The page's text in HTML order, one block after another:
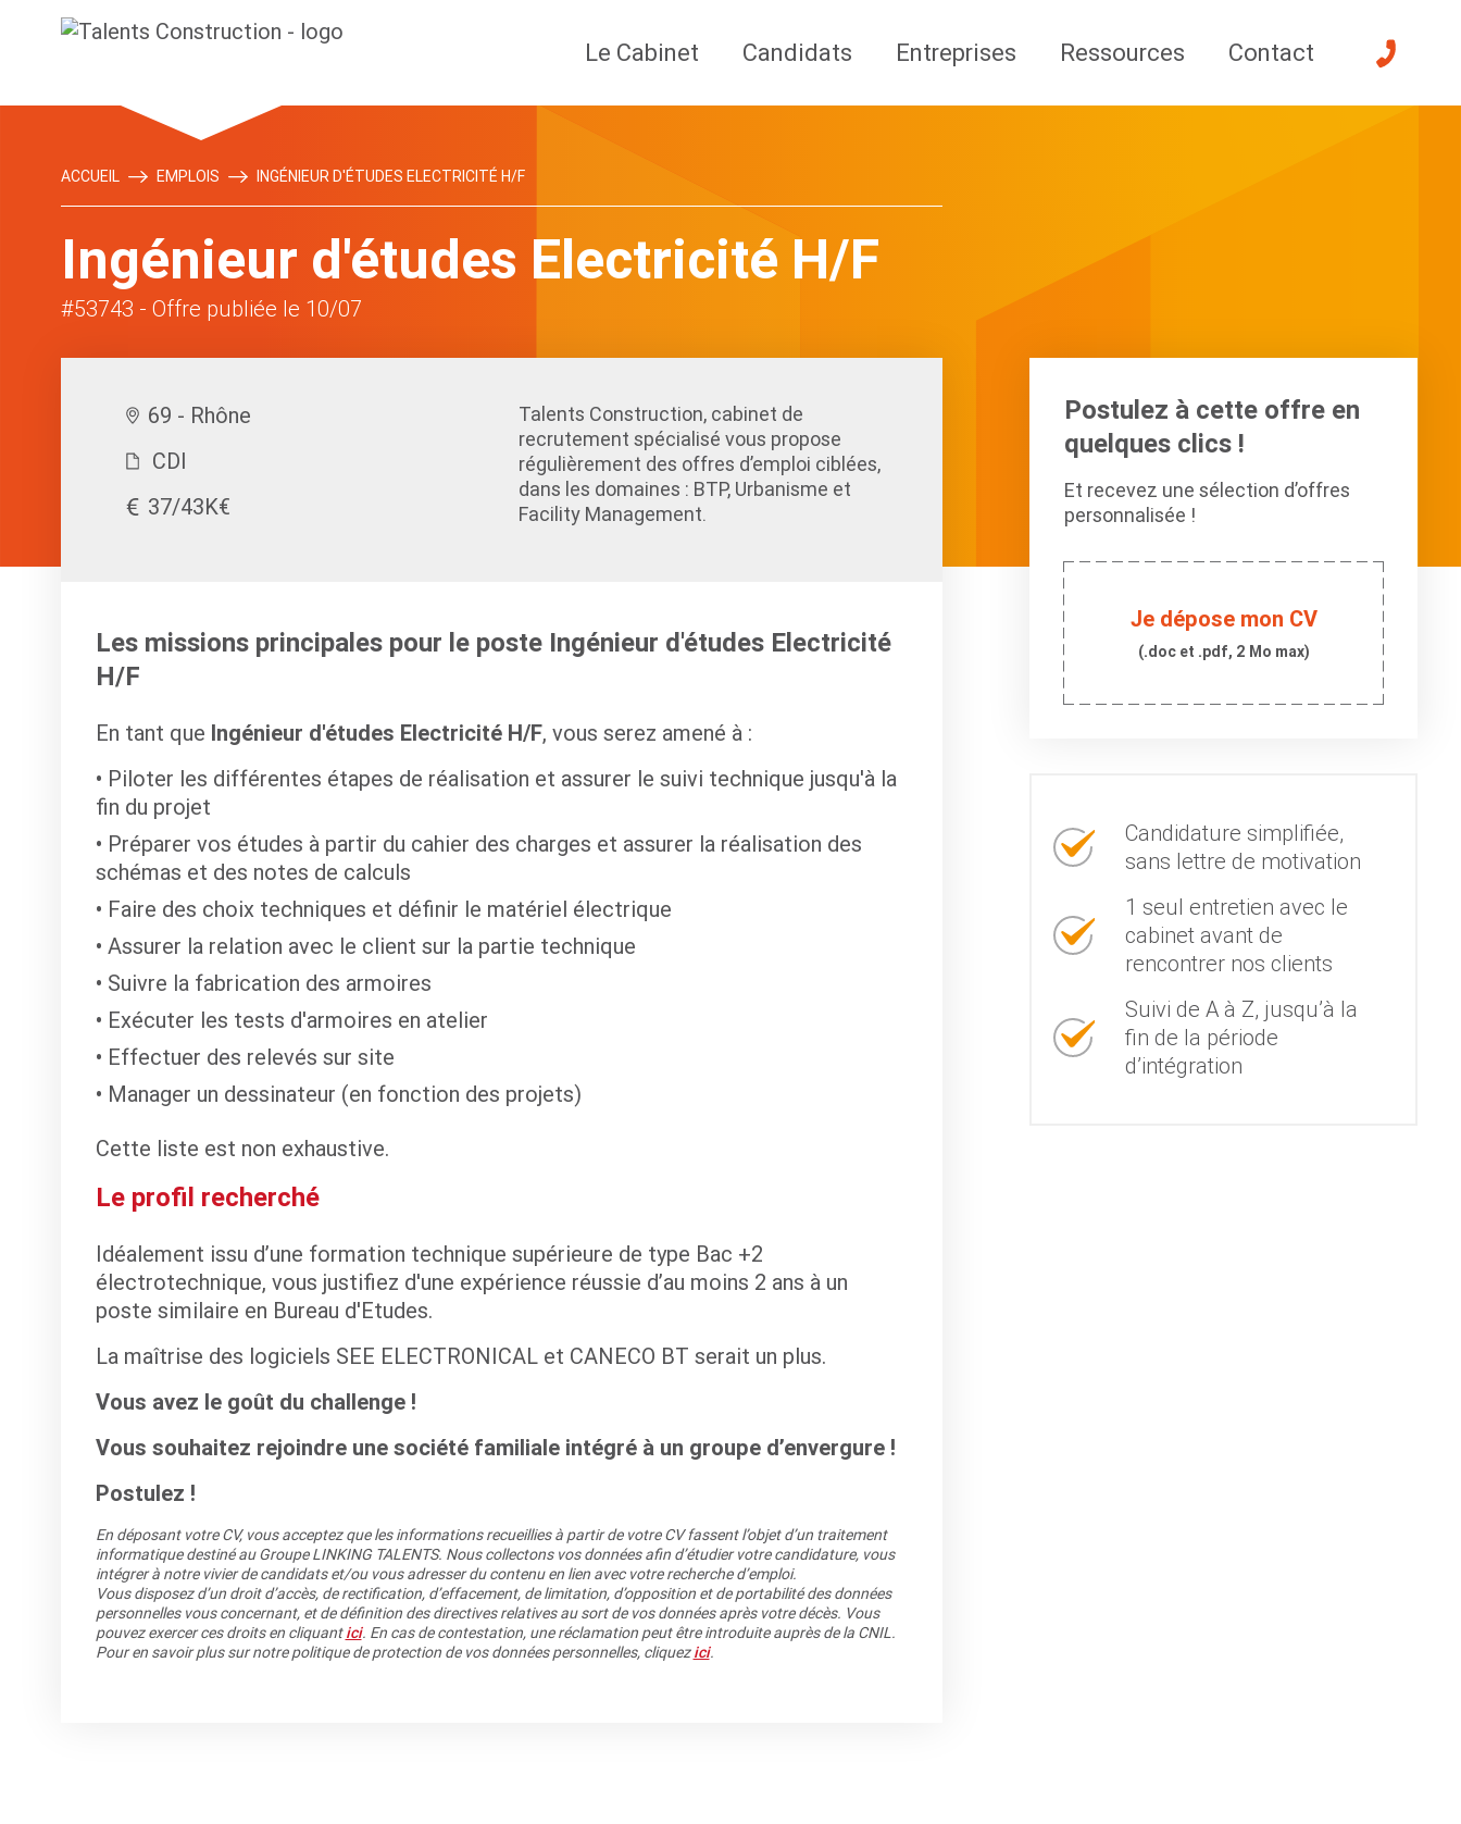
Le Cabinet Candidats Entreprises Ressources Contact
ACCUEIL EMPLOIS INGÉNIEUR D'ÉTUDES ELECTRICITÉ H/F
Ingénieur d'études Electricité H/F
#53743 - Offre publiée le 10/07
69 - Rhône
CDI
37/43K€
Talents Construction, cabinet de
recrutement spécialisé vous propose
régulièrement des offres d’emploi ciblées,
dans les domaines : BTP, Urbanisme et
Facility Management.
Les missions principales pour le poste Ingénieur d'études Electricité
H/F
En tant que Ingénieur d'études Electricité H/F, vous serez amené à :
Piloter les différentes étapes de réalisation et assurer le suivi technique jusqu'à la
fin du projet
Préparer vos études à partir du cahier des charges et assurer la réalisation des
schémas et des notes de calculs
Faire des choix techniques et définir le matériel électrique
Assurer la relation avec le client sur la partie technique
Suivre la fabrication des armoires
Exécuter les tests d'armoires en atelier
Effectuer des relevés sur site
Manager un dessinateur (en fonction des projets)
Cette liste est non exhaustive.
Le profil recherché
Idéalement issu d’une formation technique supérieure de type Bac +2
électrotechnique, vous justifiez d'une expérience réussie d’au moins 2 ans à un
poste similaire en Bureau d'Etudes.
La maîtrise des logiciels SEE ELECTRONICAL et CANECO BT serait un plus.
Vous avez le goût du challenge !
Vous souhaitez rejoindre une société familiale intégré à un groupe d’envergure !
Postulez !
En déposant votre CV, vous acceptez que les informations recueillies à partir de votre CV fassent l’objet d’un traitement
informatique destiné au Groupe LINKING TALENTS. Nous collectons vos données afin d’étudier votre candidature, vous
intégrer à notre vivier de candidats et/ou vous adresser du contenu en lien avec votre recherche d’emploi.
Vous disposez d’un droit d’accès, de rectification, d’effacement, de limitation, d’opposition et de portabilité des données
personnelles vous concernant, et de définition des directives relatives au sort de vos données après votre décès. Vous
pouvez exercer ces droits en cliquantici. En cas de contestation, une réclamation peut être introduite auprès de la CNIL.
Pour en savoir plus sur notre politique de protection de vos données personnelles, cliquezici.
Postulez à cette offre en
quelques clics !
Et recevez une sélection d’offres
personnalisée !
Je dépose mon CV
(.doc et .pdf, 2 Mo max)
Candidature simplifiée,
sans lettre de motivation
1 seul entretien avec le
cabinet avant de
rencontrer nos clients
Suivi de A à Z, jusqu’à la
fin de la période
d’intégration